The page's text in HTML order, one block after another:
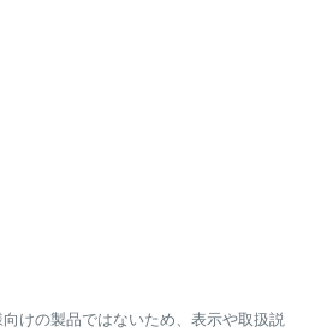
けの製品ではないため、表示や取扱説